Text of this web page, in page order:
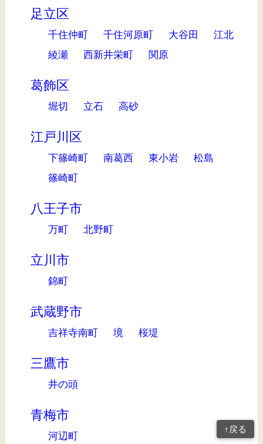
足立区
千住仲町 千住河原町 大谷田
江北
綾瀬
西新井栄町 関原
葛飾区
堀切 立石 高砂
江戸川区
下篠崎町 南葛西 東小岩
松島
篠崎町
八王子市
万町 北野町
立川市
錦町
武蔵野市
吉祥寺南町 境 桜堤
三鷹市
井の頭
青梅市
河辺町
↑戻る